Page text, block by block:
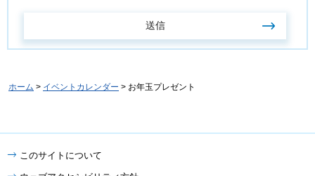
ホーム > イベントカレンダー > お年玉プレゼント
このサイトについて